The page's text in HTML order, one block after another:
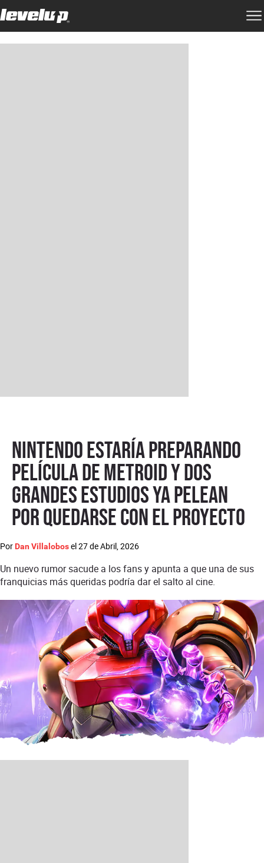
Nintendo estaría preparando
película de Metroid y dos
grandes estudios ya pelean
por quedarse con el proyecto
Por Dan Villalobosel27 de Abril, 2026
Un nuevo rumor sacude a los fans y apunta a que una de sus
franquicias más queridas podría dar el salto al cine.